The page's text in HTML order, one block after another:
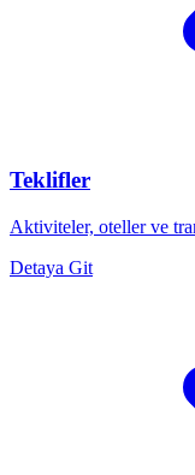
Teklifler
Aktiviteler, oteller ve
Detaya Git